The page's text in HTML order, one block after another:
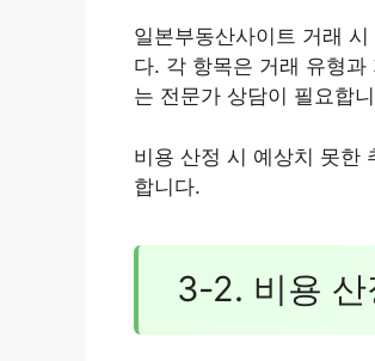
일본부동산사이트 거래
다. 각 항목은 거래 유형
는 전문가 상담이 필요합
비용 산정 시 예상치 못한
합니다.
3-2. 비용 산